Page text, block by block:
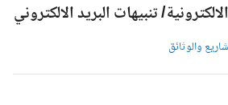
تنبيهات البريد الالكتروني
والوثائق